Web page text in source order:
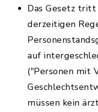
Das Gesetz
derzeitigen
auf
("Personen mit
müssen kein